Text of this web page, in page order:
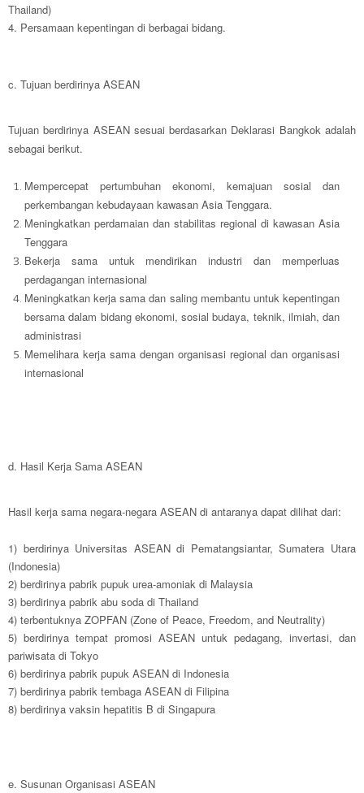
Thailand)
4. Persamaan kepentingan di berbagai bidang.
c. Tujuan berdirinya ASEAN
Tujuan berdirinya ASEAN sesuai berdasarkan Deklarasi Bangkok adalah
sebagai berikut.
Mempercepat pertumbuhan ekonomi, kemajuan sosial dan
perkembangan kebudayaan kawasan Asia Tenggara.
Meningkatkan perdamaian dan stabilitas regional di kawasan Asia
Tenggara
Bekerja sama untuk mendirikan industri dan memperluas
perdagangan internasional
Meningkatkan kerja sama dan saling membantu untuk kepentingan
bersama dalam bidang ekonomi, sosial budaya, teknik, ilmiah, dan
administrasi
Memelihara kerja sama dengan organisasi regional dan organisasi
internasional
d. Hasil Kerja Sama ASEAN
Hasil kerja sama negara-negara ASEAN di antaranya dapat dilihat dari:
1) berdirinya Universitas ASEAN di Pematangsiantar, Sumatera Utara
(Indonesia)
2) berdirinya pabrik pupuk urea-amoniak di Malaysia
3) berdirinya pabrik abu soda di Thailand
4) terbentuknya ZOPFAN (Zone of Peace, Freedom, and Neutrality)
5) berdirinya tempat promosi ASEAN untuk pedagang, invertasi, dan
pariwisata di Tokyo
6) berdirinya pabrik pupuk ASEAN di Indonesia
7) berdirinya pabrik tembaga ASEAN di Filipina
8) berdirinya vaksin hepatitis B di Singapura
e. Susunan Organisasi ASEAN